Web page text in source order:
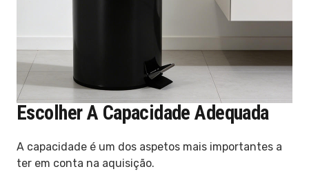
Escolher A Capacidade Adequada
A capacidade é um dos aspetos mais importantes a
ter em conta na aquisição.